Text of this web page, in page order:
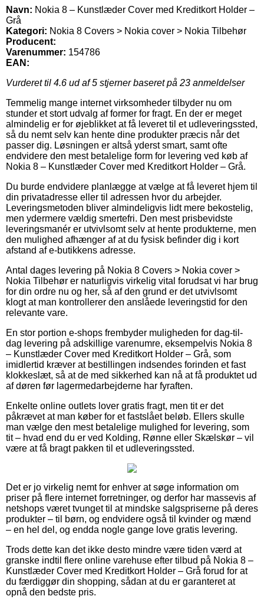
Navn: Nokia 8 – Kunstlæder Cover med Kreditkort Holder –
Grå
Kategori: Nokia 8 Covers > Nokia cover > Nokia Tilbehør
Producent:
Varenummer: 154786
EAN:
Vurderet til 4.6 ud af 5 stjerner baseret på 23 anmeldelser
Temmelig mange internet virksomheder tilbyder nu om
stunder et stort udvalg af former for fragt. En der er meget
almindelig er for øjeblikket at få leveret til et udleveringssted,
så du nemt selv kan hente dine produkter præcis når det
passer dig. Løsningen er altså yderst smart, samt ofte
endvidere den mest betalelige form for levering ved køb af
Nokia 8 – Kunstlæder Cover med Kreditkort Holder – Grå.
Du burde endvidere planlægge at vælge at få leveret hjem til
din privatadresse eller til adressen hvor du arbejder.
Leveringsmetoden bliver almindeligvis lidt mere bekostelig,
men ydermere vældig smertefri. Den mest prisbevidste
leveringsmanér er utvivlsomt selv at hente produkterne, men
den mulighed afhænger af at du fysisk befinder dig i kort
afstand af e-butikkens adresse.
Antal dages levering på Nokia 8 Covers > Nokia cover >
Nokia Tilbehør er naturligvis virkelig vital forudsat vi har brug
for din ordre nu og her, så af den grund er det utvivlsomt
klogt at man kontrollerer den anslåede leveringstid for den
relevante vare.
En stor portion e-shops frembyder muligheden for dag-til-
dag levering på adskillige varenumre, eksempelvis Nokia 8
– Kunstlæder Cover med Kreditkort Holder – Grå, som
imidlertid kræver at bestillingen indsendes forinden et fast
klokkeslæt, så at de med sikkerhed kan nå at få produktet ud
af døren før lagermedarbejderne har fyraften.
Enkelte online outlets lover gratis fragt, men tit er det
påkrævet at man køber for et fastslået beløb. Ellers skulle
man vælge den mest betalelige mulighed for levering, som
tit – hvad end du er ved Kolding, Rønne eller Skælskør – vil
være at få bragt pakken til et udleveringssted.
Det er jo virkelig nemt for enhver at søge information om
priser på flere internet forretninger, og derfor har massevis af
netshops været tvunget til at mindske salgspriserne på deres
produkter – til børn, og endvidere også til kvinder og mænd
– en hel del, og endda nogle gange love gratis levering.
Trods dette kan det ikke desto mindre være tiden værd at
granske indtil flere online varehuse efter tilbud på Nokia 8 –
Kunstlæder Cover med Kreditkort Holder – Grå forud for at
du færdiggør din shopping, sådan at du er garanteret at
opnå den bedste pris.